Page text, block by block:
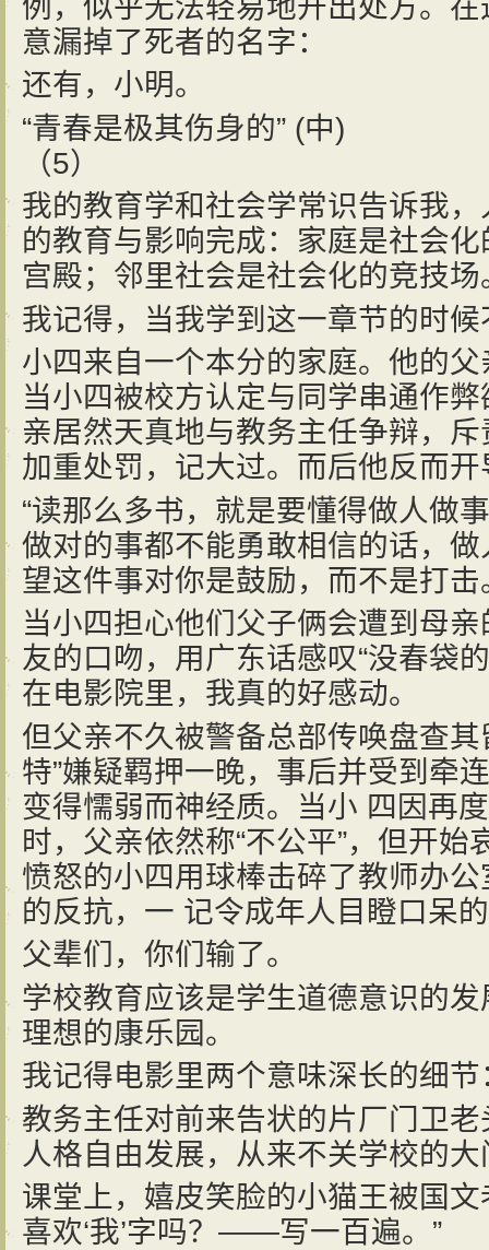
意漏掉了死者的名字：
还有，小明。
“青春是极其伤身的” (中)
（5）
我的教育学和社会学常识告诉我
的教育与影响完成：家庭是社会
宫殿；邻里社会是社会化的竞技场
我记得，当我学到这一章节的时
小四来自一个本分的家庭。他的
当小四被校方认定与同学串通作
亲居然天真地与教务主任争辩，
加重处罚，记大过。而后他反而
“读那么多书，就是要懂得做人做
做对的事都不能勇敢相信的话，
望这件事对你是鼓励，而不是打击
当小四担心他们父子俩会遭到母
友的口吻，用广东话感叹“没春袋
在电影院里，我真的好感动。
但父亲不久被警备总部传唤盘查
特”嫌疑羁押一晚，事后并受到牵
变得懦弱而神经质。当小 四因再
时，父亲依然称“不公平”，但开
愤怒的小四用球棒击碎了教师办
的反抗，一 记令成年人目瞪口呆
父辈们，你们输了。
学校教育应该是学生道德意识的
理想的康乐园。
我记得电影里两个意味深长的细节
教务主任对前来告状的片厂门卫
人格自由发展，从来不关学校的大
课堂上，嬉皮笑脸的小猫王被国
喜欢‘我’字吗？——写一百遍。”